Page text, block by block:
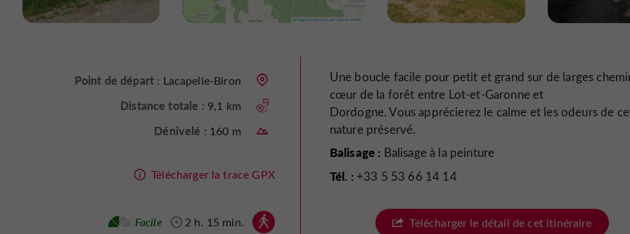
Point de départ : Lacapelle-Biron
Distance totale : 9,1 km
Dénivelé : 160 m
Télécharger la trace GPX
Marche à pied :
2 h. 15 min.
Facile
Une boucle facile pour petit et grand sur de larges
cœur de la forêt entre Lot-et-Garonne et
Dordogne. Vous apprécierez le calme et les odeurs de
nature préservé.
Balisage : Balisage à la peinture
Tél. :+33 5 53 66 14 14
Télécharger le détail de cet itinéraire